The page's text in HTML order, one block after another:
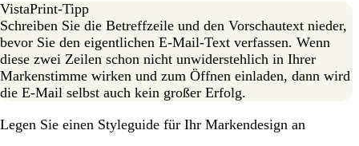
VistaPrint-Tipp
Schreiben Sie die Betreffzeile und den Vorschautext nieder,
bevor Sie den eigentlichen E-Mail-Text verfassen. Wenn
diese zwei Zeilen schon nicht unwiderstehlich in Ihrer
Markenstimme wirken und zum Öffnen einladen, dann wird
die E-Mail selbst auch kein großer Erfolg.
Legen Sie einen Styleguide für Ihr Markendesign an